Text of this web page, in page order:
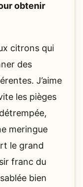
obtenir
citrons qui
des
J’aime
les pièges
meringue
le grand
franc du
bien